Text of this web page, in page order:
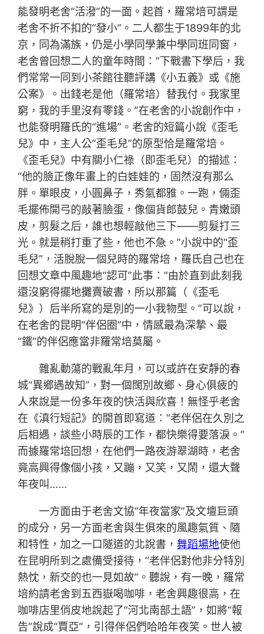
能發明老舍“活潑”的一面。起首，羅常培可謂是
老舍不折不扣的“發小”。二人都生于1899年的北
京，同為滿族，仍是小學同學兼中學同班同窗，
老舍曾回想二人的童年時間：“下戰書下學后，我
們常常一同到小茶館往聽評講《小五義》或《施
公案》。出錢老是他（羅常培）替我付。我家里
窮，我的手里沒有零錢。”在老舍的小說創作中，
也能發明羅氏的“進場”。老舍的短篇小說《歪毛
兒》中，主人公“歪毛兒”的原型恰是羅常培。
《歪毛兒》中有關小仁祿（即歪毛兒）的描述：
“他的臉正像年畫上的白娃娃的，固然沒有那么
胖。單眼皮，小圓鼻子，秀氣都雅。一跑，倆歪
毛擺佈開弓的敲著臉蛋，像個貨郎鼓兒。青嫩頭
皮，剪髮之后，誰也想輕敲他三下——剪髮打三
光。就是稍打重了些，他也不急。”小說中的“歪
毛兒”，活脫脫一個兒時的羅常培，羅氏自己也在
回想文章中風趣地“認可”此事：“由於直到此刻我
還沒窮得擺地攤賣破書，所以那篇（《歪毛
兒》）后半所寫的是別的一小我物型。”可以說，
在老舍的昆明“伴侶圈”中，情感最為深摯、最
“鐵”的伴侶應當非羅常培莫屬。
雜亂動蕩的戰亂年月，可以或許在安靜的春
城“異鄉遇故知”，對一個闊別故鄉、身心俱疲的
人來說是一份多年夜的快活與欣喜！無怪乎老舍
在《滇行短記》的開首即寫道：“老伴侶在久別之
后相遇，談些小時辰的工作，都快樂得要落淚。”
而據羅常培回想，在他們一路夜游翠湖時，老舍
竟高興得像個小孩，又蹦，又笑，又鬧，還大聲
年夜叫……
一方面由于老舍文協“年夜當家”及文壇巨頭
的成分，另一方面老舍與生俱來的風趣氣質、隨
和特性，加之一口隧道的北說書， 舞蹈場地使他
在昆明所到之處備受接待，“老伴侶對他非分特別
熱忱，新交的也一見如故”。聽說，有一晚，羅常
培約請老舍到五西嶽喝咖啡，老舍興趣很高，在
咖啡店里俏皮地說起了“河北南部土語”，如將“報
告”說成“賈亞”，引得伴侶們哈哈年夜笑。世人被